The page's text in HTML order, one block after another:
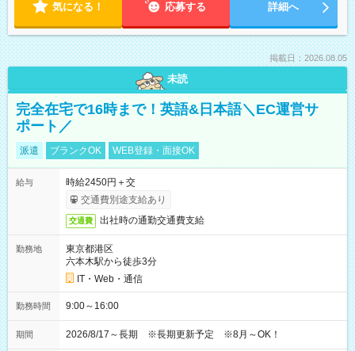
気になる！ 応募する 詳細へ
掲載日：2026.08.05
未読
完全在宅で16時まで！英語&日本語＼EC運営サ
ポート／
派遣 ブランクOK WEB登録・面接OK
給与
時給2450円＋交
交通費別途支給あり
交通費 出社時の通勤交通費支給
勤務地
東京都港区
六本木駅から徒歩3分
IT・Web・通信
勤務時間 9:00～16:00
期間 2026/8/17～長期 ※長期更新予定 ※8月～OK！